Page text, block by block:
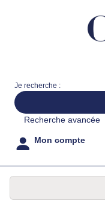
Je recherche :
Recherche avancée
Mon compte